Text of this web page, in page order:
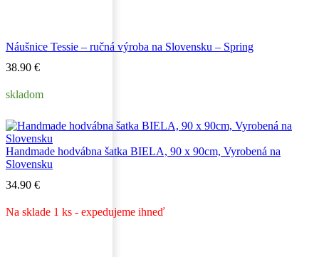
Náušnice Tessie – ručná výroba na Slovensku – Spring
38.90 €
skladom
Handmade hodvábna šatka BIELA, 90 x 90cm, Vyrobená na
Slovensku
34.90 €
Na sklade 1 ks - expedujeme ihneď